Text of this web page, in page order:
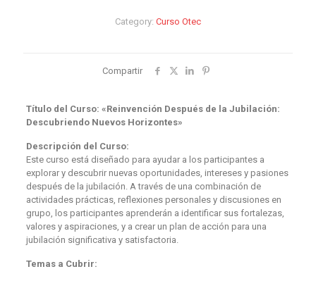
Category: Curso Otec
Compartir
Título del Curso: «Reinvención Después de la Jubilación:
Descubriendo Nuevos Horizontes»
Descripción del Curso:
Este curso está diseñado para ayudar a los participantes a
explorar y descubrir nuevas oportunidades, intereses y pasiones
después de la jubilación. A través de una combinación de
actividades prácticas, reflexiones personales y discusiones en
grupo, los participantes aprenderán a identificar sus fortalezas,
valores y aspiraciones, y a crear un plan de acción para una
jubilación significativa y satisfactoria.
Temas a Cubrir: